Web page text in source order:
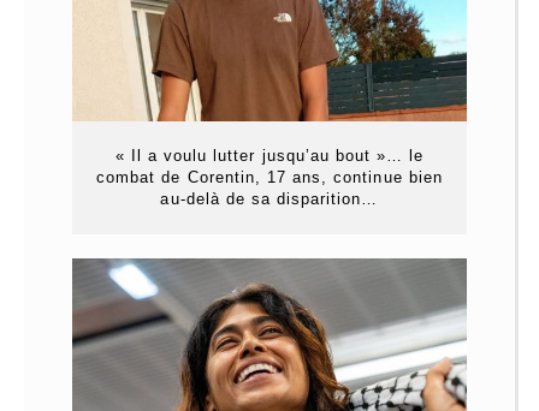
« Il a voulu lutter jusqu’au bout »… le
combat de Corentin, 17 ans, continue bien
au-delà de sa disparition…